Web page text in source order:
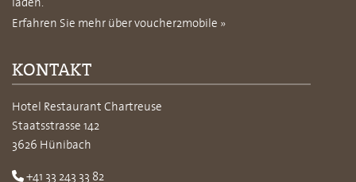
Erfahren Sie mehr über voucher2mobile »
KONTAKT
Hotel Restaurant Chartreuse
Staatsstrasse 142
3626 Hünibach
+41 33 243 33 82